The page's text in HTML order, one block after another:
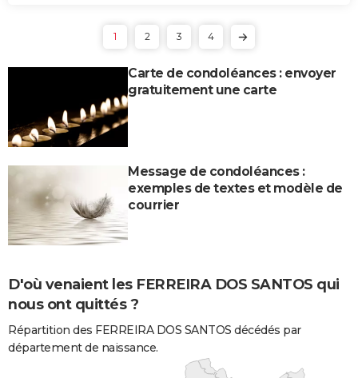
1 2 3 4
Carte de condoléances : envoyer
gratuitement une carte
Message de condoléances :
exemples de textes et modèle de
courrier
D'où venaient les FERREIRA DOS SANTOS qui
nous ont quittés ?
Répartition des FERREIRA DOS SANTOS décédés par
département de naissance.